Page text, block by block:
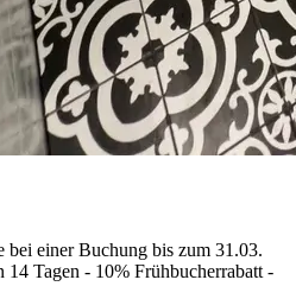
bei einer Buchung bis zum 31.03.
14 Tagen - 10% Frühbucherrabatt -